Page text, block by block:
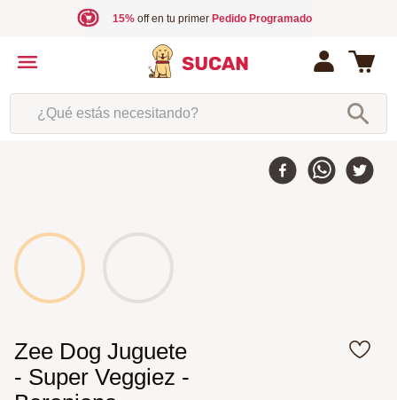
15%off en tu primer Pedido Programado
¿Qué estás necesitando?
Zee Dog Juguete
- Super Veggiez -